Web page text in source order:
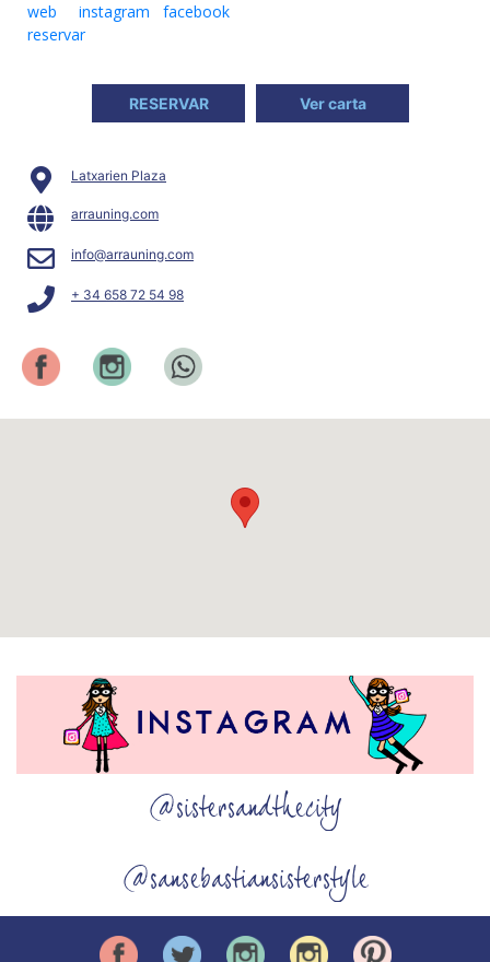
web instagram
facebook
reservar
RESERVAR Ver carta
Latxarien Plaza
arrauning.com
info@arrauning.com
+ 34 658 72 54 98
@sistersandthecity
@sansebastiansisterstyle